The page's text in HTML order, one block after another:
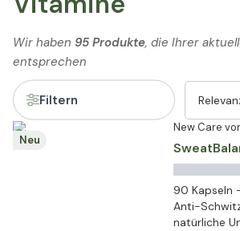
Wir haben 95 Produkte, die Ihrer
entsprechen
Filtern
Neu
New Care
90 Kapseln
Anti-
natürliche